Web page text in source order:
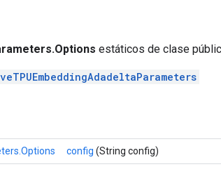
estáticos de clase
config (String config)